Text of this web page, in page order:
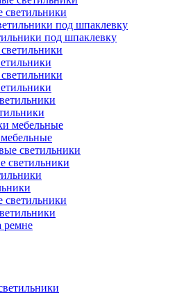
светильники
под шпаклевку
светильники
ремне